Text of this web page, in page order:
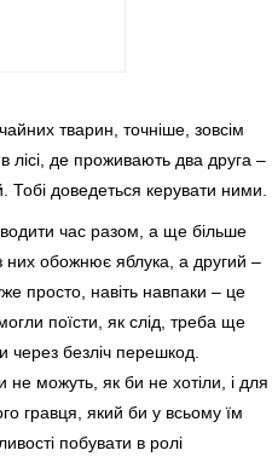
тварин, точніше, зовсім
лісі, де проживають два друга –
доведеться керувати ними.
час разом, а ще більше
обожнює яблука, а другий –
просто, навіть навпаки – це
поїсти, як слід, треба ще
через безліч перешкод.
не можуть, як би не хотіли, і для
гравця, який би у всьому їм
побувати в ролі